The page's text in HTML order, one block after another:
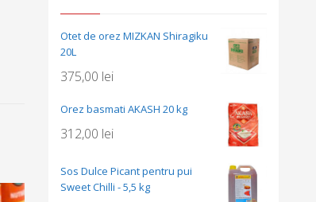
Otet de orez MIZKAN Shiragiku
20L
375,00 lei
Orez basmati AKASH 20 kg
312,00 lei
Sos Dulce Picant pentru pui
Sweet Chilli - 5,5 kg